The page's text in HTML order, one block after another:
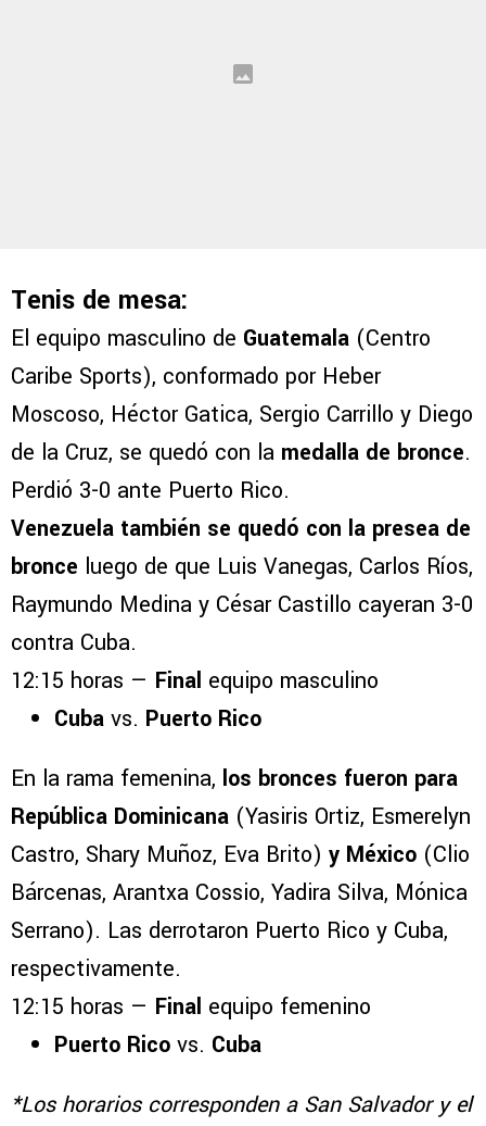
Tenis de mesa:
El equipo masculino de Guatemala (Centro
Caribe Sports), conformado por Heber
Moscoso, Héctor Gatica, Sergio Carrillo y Diego
de la Cruz, se quedó con la medalla de bronce.
Perdió 3-0 ante Puerto Rico.
Venezuela también se quedó con la presea de
bronce luego de que Luis Vanegas, Carlos Ríos,
Raymundo Medina y César Castillo cayeran 3-0
contra Cuba.
12:15 horas — Final equipo masculino
Cuba vs. Puerto Rico
En la rama femenina, los bronces fueron para
República Dominicana (Yasiris Ortiz, Esmerelyn
Castro, Shary Muñoz, Eva Brito) y México (Clio
Bárcenas, Arantxa Cossio, Yadira Silva, Mónica
Serrano). Las derrotaron Puerto Rico y Cuba,
respectivamente.
12:15 horas — Final equipo femenino
Puerto Rico vs. Cuba
*Los horarios corresponden a San Salvador y el